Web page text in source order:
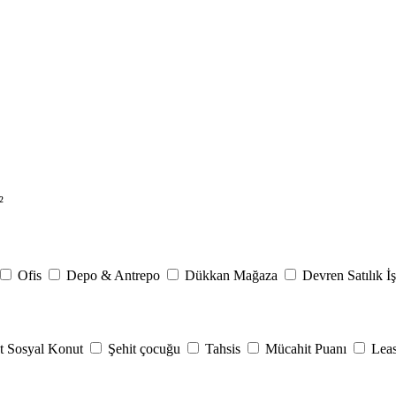
Ofis Depo & Antrepo Dükkan Mağaza Devren Satılık
Sosyal Konut Şehit çocuğu Tahsis Mücahit Puanı